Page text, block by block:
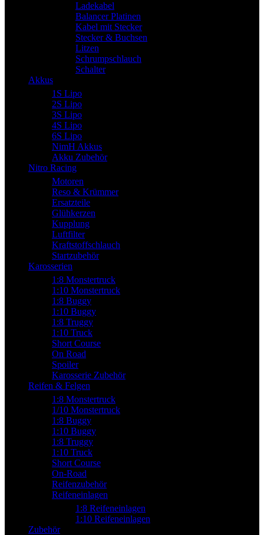
Ladekabel
Balancer Platinen
Kabel mit Stecker
Stecker & Buchsen
Litzen
Schrumpschlauch
Schalter
Akkus
1S Lipo
2S Lipo
3S Lipo
4S Lipo
6S Lipo
NimH Akkus
Akku Zubehör
Nitro Racing
Motoren
Reso & Krümmer
Ersatzteile
Glühkerzen
Kupplung
Luftfilter
Kraftstoffschlauch
Startzubehör
Karosserien
1:8 Monstertruck
1:10 Monstertruck
1:8 Buggy
1:10 Buggy
1:8 Truggy
1:10 Truck
Short Course
On Road
Spoiler
Karosserie Zubehör
Reifen & Felgen
1:8 Monstertruck
1/10 Monstertruck
1:8 Buggy
1:10 Buggy
1:8 Truggy
1:10 Truck
Short Course
On-Road
Reifenzubehör
Reifeneinlagen
1:8 Reifeneinlagen
1:10 Reifeneinlagen
Zubehör